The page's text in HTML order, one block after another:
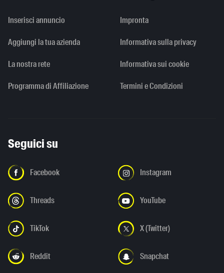
Inserisci annuncio
Aggiungi la tua azienda
La nostra rete
Programma di Affiliazione
Impronta
Informativa sulla privacy
Informativa sui cookie
Termini e Condizioni
Seguici su
Facebook Instagram
Threads YouTube
TikTok X (Twitter)
Reddit Snapchat